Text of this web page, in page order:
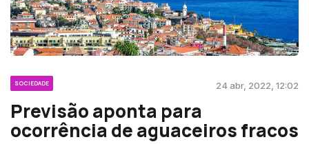
SOCIEDADE 24 abr, 2022, 12:02
Previsão aponta para
ocorrência de aguaceiros fracos